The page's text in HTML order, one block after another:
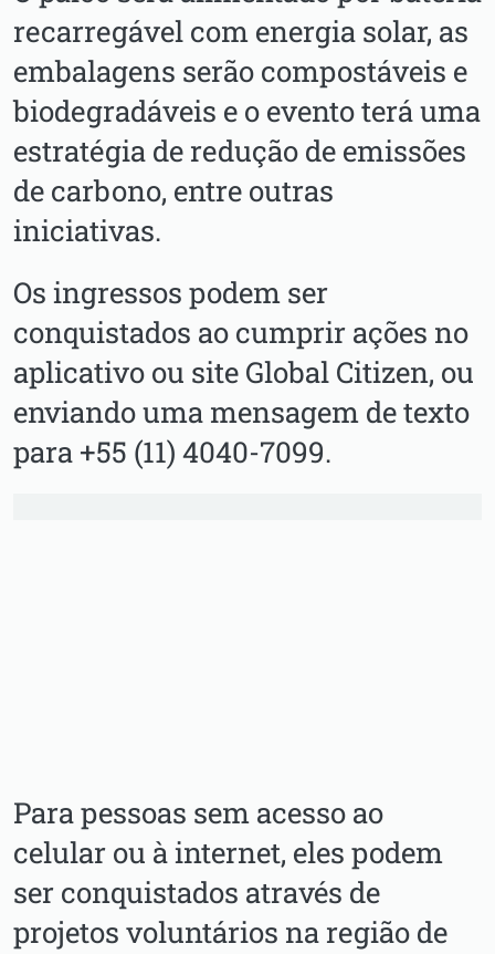
recarregável com energia solar, as
embalagens serão compostáveis e
biodegradáveis e o evento terá uma
estratégia de redução de emissões
de carbono, entre outras
iniciativas.
Os ingressos podem ser
conquistados ao cumprir ações no
aplicativo ou site Global Citizen, ou
enviando uma mensagem de texto
para +55 (11) 4040-7099.
Para pessoas sem acesso ao
celular ou à internet, eles podem
ser conquistados através de
projetos voluntários na região de